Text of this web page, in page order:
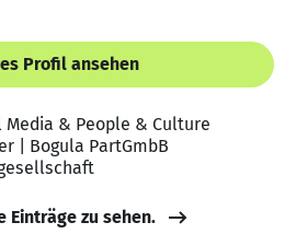
Profil ansehen
& People & Culture
| Bogula PartGmbB
Einträge zu sehen.